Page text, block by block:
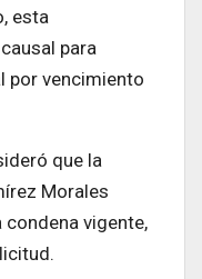
esta
para
por vencimiento
que la
Morales
vigente,